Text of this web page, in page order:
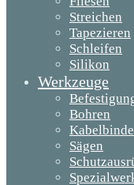
Streichen
Tapezieren
Schleifen
Silikon
Werkzeuge
Bohren
Sägen